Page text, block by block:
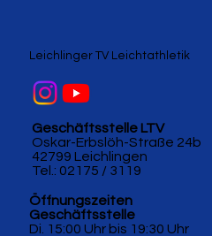
Geschäftsstelle LTV
Oskar-Erbslöh-Straße 24b
42799 Leichlingen
Tel.: 02175 / 3119
Öffnungszeiten
Geschäftsstelle
Di. 15:00 Uhr bis 19:30 Uhr
Leichlinger TV Leichtathletik